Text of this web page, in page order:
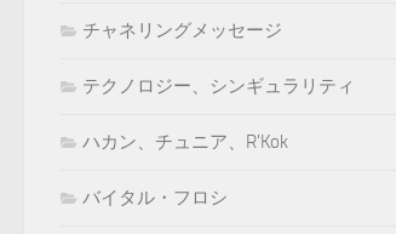
チャネリングメッセージ
テクノロジー、シンギュラリティ
ハカン、チュニア、R'Kok
バイタル・フロシ